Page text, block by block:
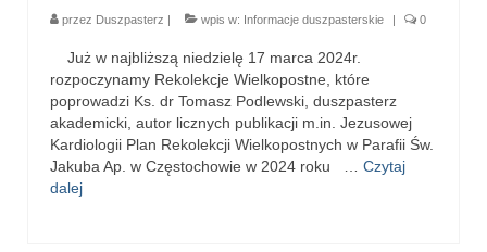
Standardy ochrony małoletnich
przez Duszpasterz wpis w: Informacje duszpasterskie 0
Już w najbliższą niedzielę 17 marca 2024r.
rozpoczynamy Rekolekcje Wielkopostne, które
poprowadzi Ks. dr Tomasz Podlewski, duszpasterz
akademicki, autor licznych publikacji m.in. Jezusowej
Kardiologii Plan Rekolekcji Wielkopostnych w Parafii Św.
Jakuba Ap. w Częstochowie w 2024 roku … Czytaj
dalej